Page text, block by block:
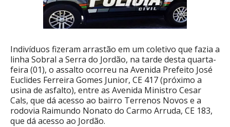
Indivíduos fizeram arrastão em um coletivo que fazia a
linha Sobral a Serra do Jordão, na tarde desta quarta-
feira (01), o assalto ocorreu na Avenida Prefeito José
Euclides Ferreira Gomes Junior, CE 417 (próximo a
usina de asfalto), entre as Avenida Ministro Cesar
Cals, que dá acesso ao bairro Terrenos Novos e a
rodovia Raimundo Nonato do Carmo Arruda, CE 183,
que dá acesso ao Jordão.